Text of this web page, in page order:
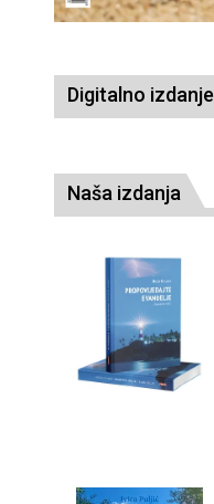
Digitalno izdanje
Naša izdanja